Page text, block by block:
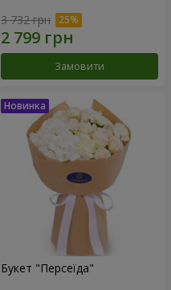
3 732 грн
Замовити
Букет "Персеїда"